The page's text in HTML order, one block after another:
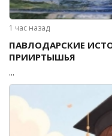
1 час назад
ПАВЛОДАРСКИЕ
ПРИИРТЫШЬЯ
...